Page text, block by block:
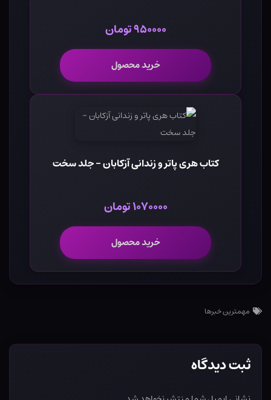
۹۵۰۰۰۰ تومان
خرید محصول
کتاب هری پاتر و زندانی آزکابان - جلد سخت
۱۰۷۰۰۰۰ تومان
خرید محصول
مهمترین خبرها
ثبت دیدگاه